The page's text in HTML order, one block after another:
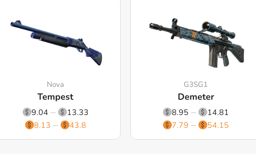
Nova
Tempest
9.04
13.33
8.13
43.8
G3SG1
Demeter
8.95
14.81
7.79
54.15